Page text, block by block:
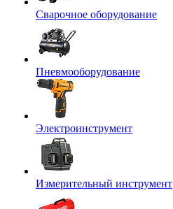
Сварочное оборудование
Пневмооборудование
Электроинструмент
Измерительный инструмент